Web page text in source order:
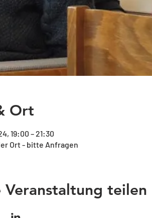
Ort
19:00 – 21:30
Ort - bitte Anfragen
Veranstaltung teilen